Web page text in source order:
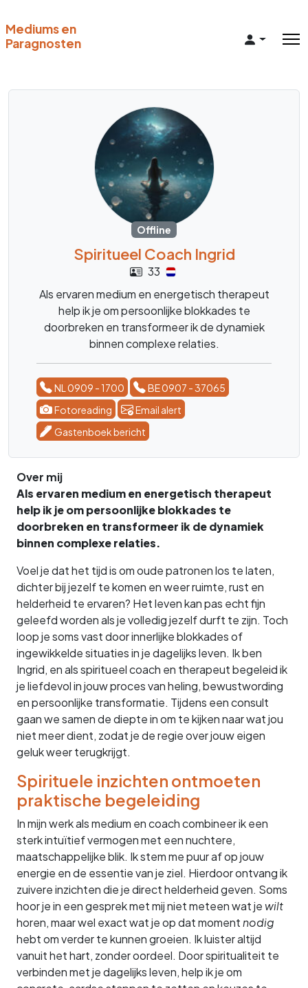
Mediums en
Paragnosten
Offline
Spiritueel Coach Ingrid
33
Als ervaren medium en energetisch therapeut
help ik je om persoonlijke blokkades te
doorbreken en transformeer ik de dynamiek
binnen complexe relaties.
NL 0909 - 1700
BE 0907 - 37065
Fotoreading
Email alert
Gastenboek bericht
Over mij
Als ervaren medium en energetisch therapeut
help ik je om persoonlijke blokkades te
doorbreken en transformeer ik de dynamiek
binnen complexe relaties.
Voel je dat het tijd is om oude patronen los te laten,
dichter bij jezelf te komen en weer ruimte, rust en
helderheid te ervaren? Het leven kan pas echt fijn
geleefd worden als je volledig jezelf durft te zijn. Toch
loop je soms vast door innerlijke blokkades of
ingewikkelde situaties in je dagelijks leven. Ik ben
Ingrid, en als spiritueel coach en therapeut begeleid ik
je liefdevol in jouw proces van heling, bewustwording
en persoonlijke transformatie. Tijdens een consult
gaan we samen de diepte in om te kijken naar wat jou
niet meer dient, zodat je de regie over jouw eigen
geluk weer terugkrijgt.
Spirituele inzichten ontmoeten
praktische begeleiding
In mijn werk als medium en coach combineer ik een
sterk intuïtief vermogen met een nuchtere,
maatschappelijke blik. Ik stem me puur af op jouw
energie en de essentie van je ziel. Hierdoor ontvang ik
zuivere inzichten die je direct helderheid geven. Soms
hoor je in een gesprek met mij niet meteen wat jewilt
horen, maar wel exact wat je op dat momentnodig
hebt om verder te kunnen groeien. Ik luister altijd
vanuit het hart, zonder oordeel. Door spiritualiteit te
verbinden met je dagelijks leven, help ik je om